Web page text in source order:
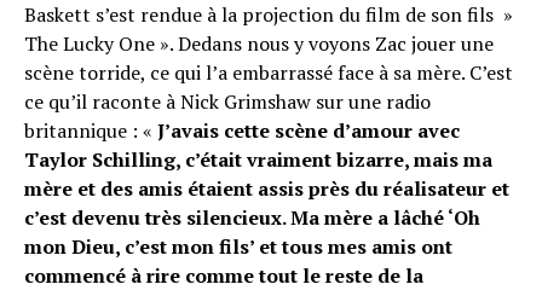
Baskett s’est rendue à la projection du film de son fils »
The Lucky One ». Dedans nous y voyons Zac jouer une
scène torride, ce qui l’a embarrassé face à sa mère. C’est
ce qu’il raconte à Nick Grimshaw sur une radio
britannique : « J’avais cette scène d’amour avec
Taylor Schilling, c’était vraiment bizarre, mais ma
mère et des amis étaient assis près du réalisateur et
c’est devenu très silencieux. Ma mère a lâché ‘Oh
mon Dieu, c’est mon fils’ et tous mes amis ont
commencé à rire comme tout le reste de la